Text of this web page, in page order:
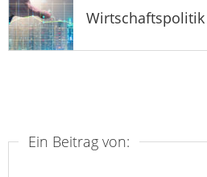
Wirtschaftspolitik
Ein Beitrag von: